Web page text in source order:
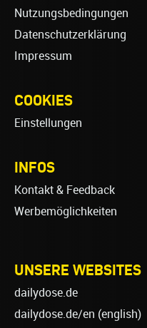
Nutzungsbedingungen
Datenschutzerklärung
Impressum
COOKIES
Einstellungen
INFOS
Kontakt & Feedback
Werbemöglichkeiten
UNSERE WEBSITES
dailydose.de
dailydose.de/en (english)